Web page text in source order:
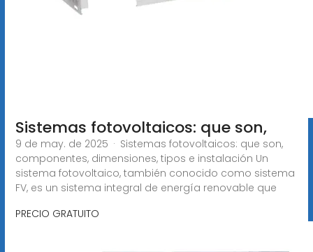
Sistemas fotovoltaicos: que son,
9 de may. de 2025 · Sistemas fotovoltaicos: que son,
componentes, dimensiones, tipos e instalación Un
sistema fotovoltaico, también conocido como sistema
FV, es un sistema integral de energía renovable que
PRECIO GRATUITO